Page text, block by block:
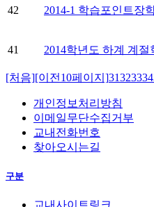
42 2014-1 학습포인트장
41 2014학년도 하계 계
[처음][이전10페이지]31323334
개인정보처리방침
이메일무단수집거부
교내전화번호
찾아오시는길
구분
교내사이트링크